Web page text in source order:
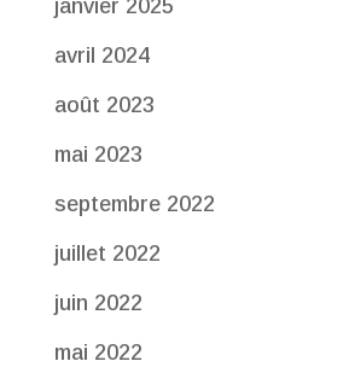
janvier 2025
avril 2024
août 2023
mai 2023
septembre 2022
juillet 2022
juin 2022
mai 2022